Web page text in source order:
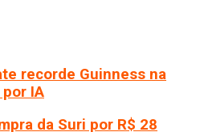
recorde Guinness na
IA
da Suri por R$ 28